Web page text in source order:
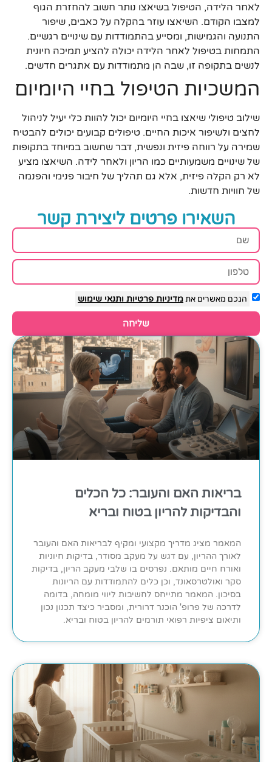
לאחר הלידה, הטיפול בשיאצו נותר חשוב להחזרת הגוף
למצבו הקודם. השיאצו עוזר בהקלה על כאבים, שיפור
התנועה והגמישות, ומסייע בהתמודדות עם שינויים רגשיים.
התמחות בטיפול לאחר הלידה יכולה להציע תמיכה חיונית
לנשים בתקופה זו, שבה הן מתמודדות עם אתגרים חדשים.
המשכיות הטיפול בחיי היומיום
שילוב טיפולי שיאצו בחיי היומיום יכול להוות כלי יעיל לניהול
לחצים ולשיפור איכות החיים. טיפולים קבועים יכולים להבטיח
שמירה על רווחה פיזית ונפשית, דבר שחשוב במיוחד בתקופות
של שינויים משמעותיים כמו הריון ולאחר לידה. השיאצו מציע
לא רק הקלה פיזית, אלא גם תהליך של חיבור פנימי והפנמה
של חוויות חדשות.
השאירו פרטים ליצירת קשר
הנכם מאשרים אתמדיניות פרטיות ותנאי שימוש
שליחה
בריאות האם והעובר: כל הכלים
והבדיקות להריון בטוח ובריא
המאמר מציג מדריך מקצועי ומקיף לבריאות האם והעובר
לאורך ההריון, עם דגש על מעקב מסודר, בדיקות חיוניות
ואורח חיים מותאם. נפרסים בו שלבי מעקב הריון, בדיקות
סקר ואולטרסאונד, וכן כלים להתמודדות עם הריונות
בסיכון. המאמר מתייחס לחשיבות ליווי מומחה, בדומה
לדרכה של פרופ' הוכנר דרורית, ומסביר כיצד תכנון נכון
ותיאום ציפיות רפואי תורמים להריון בטוח ובריא.